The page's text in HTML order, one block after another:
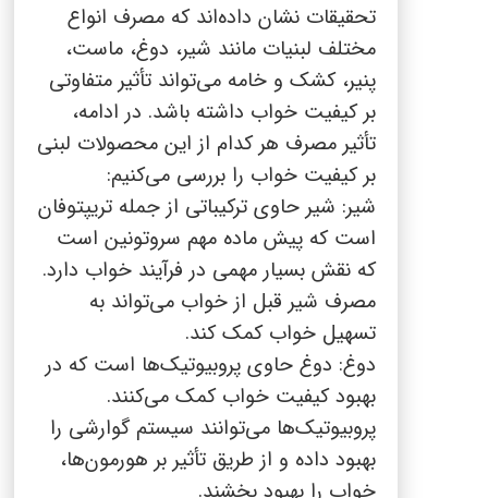
تحقیقات نشان داده‌اند که مصرف انواع
مختلف لبنیات مانند شیر، دوغ، ماست،
پنیر، کشک و خامه می‌تواند تأثیر متفاوتی
بر کیفیت خواب داشته باشد. در ادامه،
تأثیر مصرف هر کدام از این محصولات لبنی
بر کیفیت خواب را بررسی می‌کنیم:
شیر: شیر حاوی ترکیباتی از جمله تریپتوفان
است که پیش ماده مهم سروتونین است
که نقش بسیار مهمی در فرآیند خواب دارد.
مصرف شیر قبل از خواب می‌تواند به
تسهیل خواب کمک کند.
دوغ: دوغ حاوی پروبیوتیک‌ها است که در
بهبود کیفیت خواب کمک می‌کنند.
پروبیوتیک‌ها می‌توانند سیستم گوارشی را
بهبود داده و از طریق تأثیر بر هورمون‌ها،
خواب را بهبود بخشند.